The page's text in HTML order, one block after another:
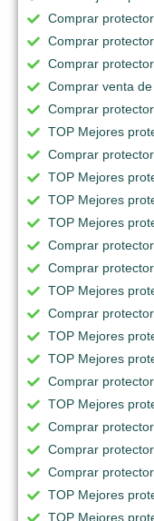
Comprar
Comprar
Comprar
Comprar venta
Comprar
TOP Mejores
Comprar
TOP Mejores
TOP Mejores
TOP Mejores
Comprar
Comprar
TOP Mejores
Comprar
TOP Mejores
TOP Mejores
Comprar
TOP Mejores
Comprar
Comprar
Comprar
TOP Mejores
TOP Mejores